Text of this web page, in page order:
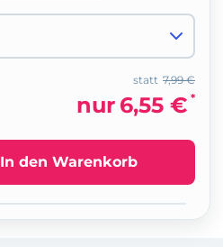
7,99 €
statt
nur 6,55 € *
In den Warenkorb